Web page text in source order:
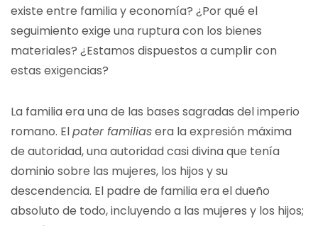
existe entre familia y economía? ¿Por qué el
seguimiento exige una ruptura con los bienes
materiales? ¿Estamos dispuestos a cumplir con
estas exigencias?
La familia era una de las bases sagradas del imperio
romano. Elpater familiasera la expresión máxima
de autoridad, una autoridad casi divina que tenía
dominio sobre las mujeres, los hijos y su
descendencia. El padre de familia era el dueño
absoluto de todo, incluyendo a las mujeres y los hijos;